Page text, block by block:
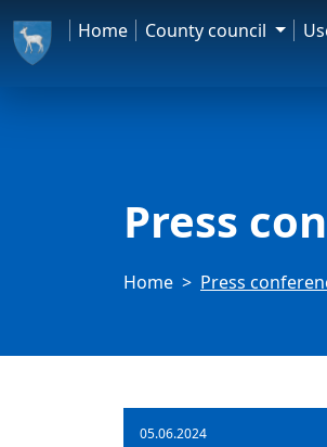
Home County council
Press
Home Press
05.06.2024